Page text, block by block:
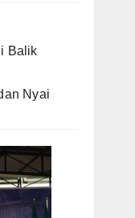
Balik
Nyai